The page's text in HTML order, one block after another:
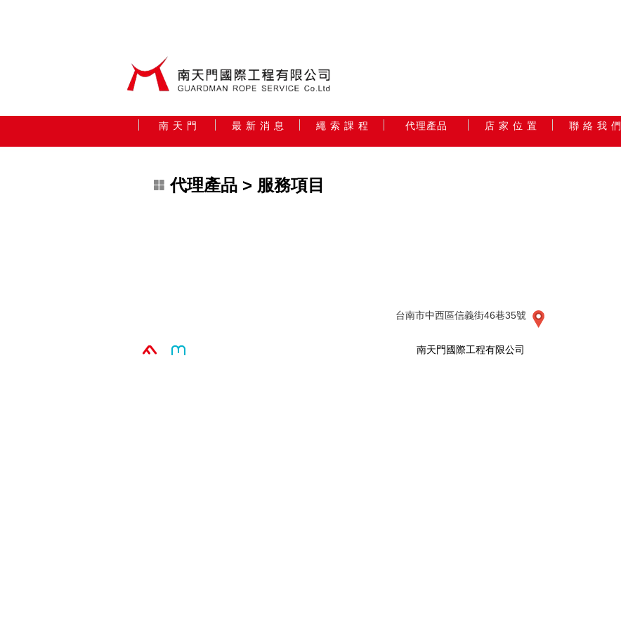
南 天 門 最 新 消 息 繩 索 課 程 代理產品 店 家 位 置 聯 絡 我 們
代理產品 > 服務項目
台南市中西區信義街46巷35號
南天門國際工程有限公司